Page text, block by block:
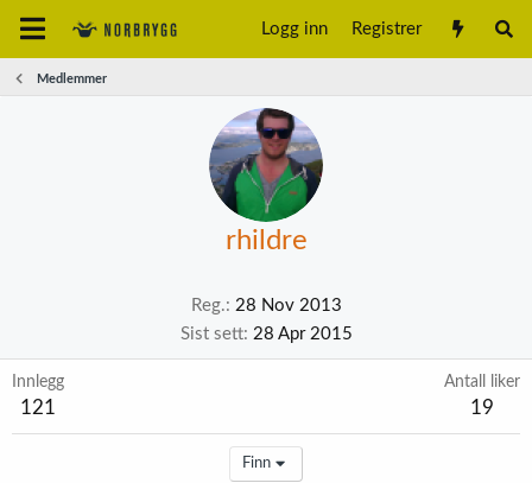
Logg inn Registrer
Medlemmer
rhildre
Reg. 28 Nov 2013
Sist sett 28 Apr 2015
Innlegg
121
Antall liker
19
Finn